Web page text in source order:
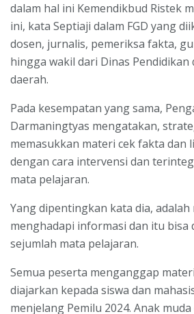
dalam hal ini Kemendikbud Ristek
ini, kata Septiaji dalam FGD yang
dosen, jurnalis, pemeriksa fakta,
hingga wakil dari Dinas Pendidikan
daerah.
Pada kesempatan yang sama,
Darmaningtyas mengatakan,
memasukkan materi cek fakta dan
dengan cara intervensi dan
mata pelajaran.
Yang dipentingkan kata dia,
menghadapi informasi dan itu bisa
sejumlah mata pelajaran.
Semua peserta menganggap
diajarkan kepada siswa dan
menjelang Pemilu 2024. Anak muda